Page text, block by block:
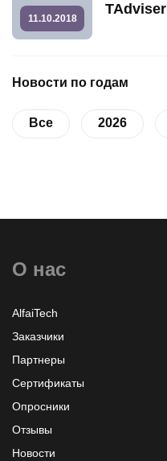
11.10.2018
TAdviser
Новости по годам
Все 2026
О нас
AlfaiTech
Заказчики
Партнеры
Сертификаты
Опросники
Отзывы
Новости